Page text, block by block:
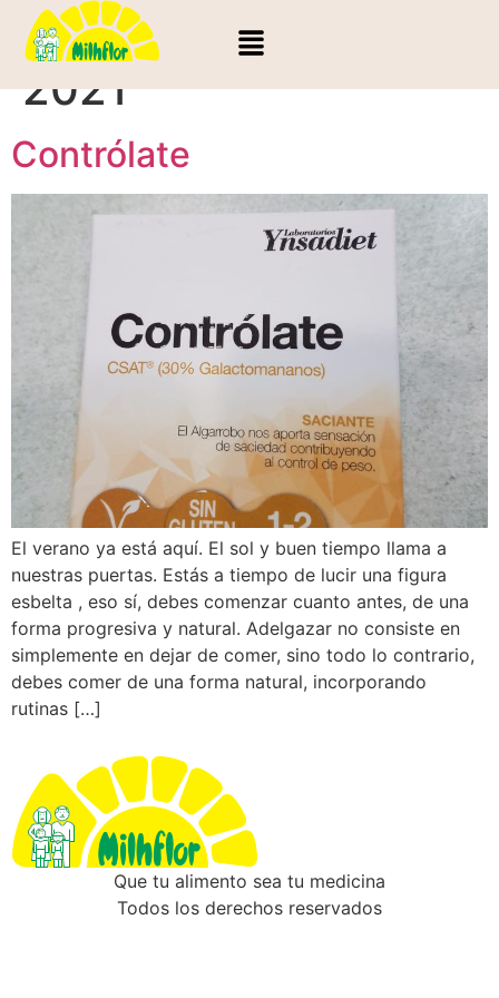
Día:23 de junio de
2021
Contrólate
El verano ya está aquí. El sol y buen tiempo llama a
nuestras puertas. Estás a tiempo de lucir una figura
esbelta , eso sí, debes comenzar cuanto antes, de una
forma progresiva y natural. Adelgazar no consiste en
simplemente en dejar de comer, sino todo lo contrario,
debes comer de una forma natural, incorporando
rutinas […]
Que tu alimento sea tu medicina
Todos los derechos reservados